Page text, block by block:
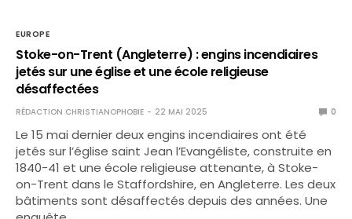
EUROPE
Stoke-on-Trent (Angleterre) : engins incendiaires
jetés sur une église et une école religieuse
désaffectées
RÉDACTION CHRISTIANOPHOBIE 22 MAI 2025 0
Le 15 mai dernier deux engins incendiaires ont été
jetés sur l’église saint Jean l’Evangéliste, construite en
1840-41 et une école religieuse attenante, à Stoke-
on-Trent dans le Staffordshire, en Angleterre. Les deux
bâtiments sont désaffectés depuis des années. Une